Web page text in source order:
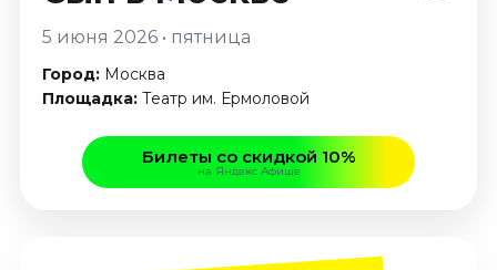
Театр
Август 2026
Сентябрь 2026
Октябрь 2026
5 июня 2026 • пятница
Город: Москва
Площадка: Театр им. Ермоловой
Билеты со скидкой 10%
на Яндекс Афише